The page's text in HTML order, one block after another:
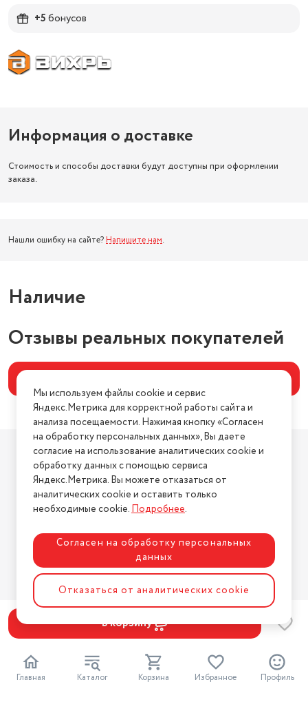
Главная Каталог Корзина Избранное Профиль
+5бонусов
Информация о доставке
Стоимость и способы доставки будут доступны при оформлении
заказа.
Нашли ошибку на сайте? Напишите нам.
В корзину
Наличие
Отзывы реальных покупателей
Компания
О компании
Магазины
Бренды
Для бизнеса
Информация
Условия оплаты
Условия возврата
Нашли ошибку на сайте? Напишите нам
2026 © Интернет-магазин "АстМаркет". У нас есть всё!
Мы используем файлы cookie и сервис
Яндекс.Метрика для корректной работы сайта и
анализа посещаемости. Нажимая кнопку «Согласен
на обработку персональных данных», Вы даете
согласие на использование аналитических cookie и
обработку данных с помощью сервиса
Яндекс.Метрика. Вы можете отказаться от
аналитических cookie и оставить только
необходимые cookie.Подробнее.
Согласен на обработку персональных
данных
Отказаться от аналитических cookie